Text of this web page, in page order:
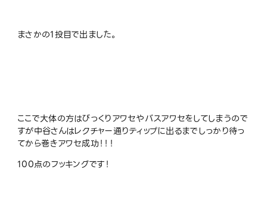
まさかの1投目で出ました。
ここで大体の方はびっくりアワセやバスアワセをしてしまうので
すが中谷さんはレクチャー通りティップに出るまでしっかり待っ
てから巻きアワセ成功！！！
100点のフッキングです！